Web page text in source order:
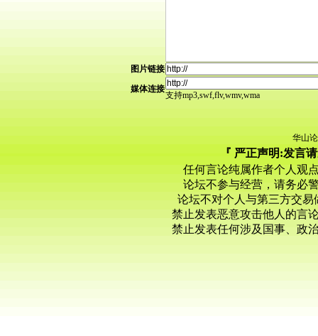
图片链接
媒体连接
支持mp3,swf,flv,wmv,wma
华山
『 严正声明:发言
任何言论纯属作者个人观
论坛不参与经营，请务必
论坛不对个人与第三方交
禁止发表恶意攻击他人的言
禁止发表任何涉及国事、政